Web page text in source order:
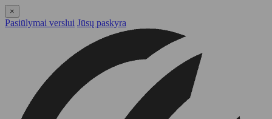
×
Pasiūlymai verslui Jūsų paskyra